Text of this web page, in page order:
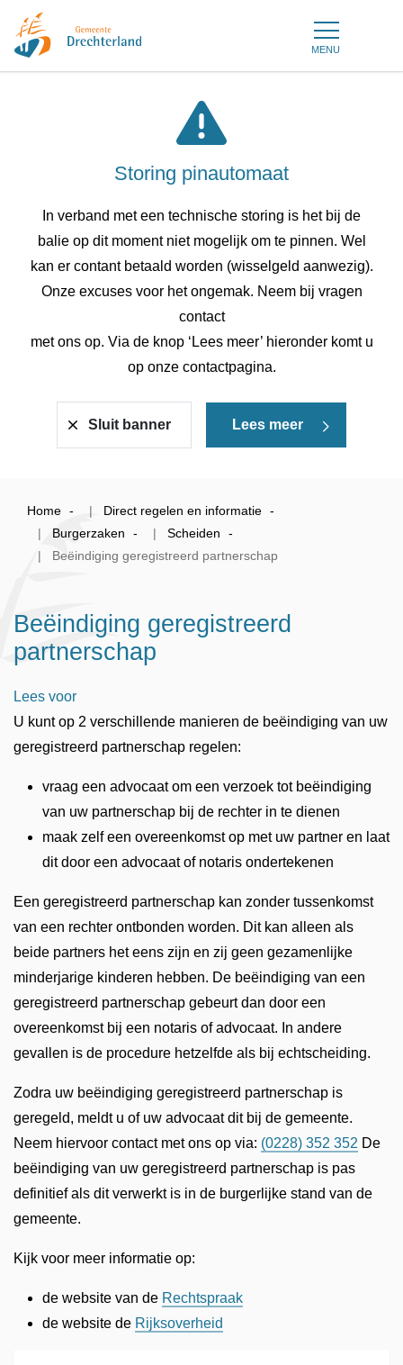
MENU
Storing pinautomaat
In verband met een technische storing is het bij de
balie op dit moment niet mogelijk om te pinnen. Wel
kan er contant betaald worden (wisselgeld aanwezig).
Onze excuses voor het ongemak. Neem bij vragen
contact
met ons op. Via de knop ‘Lees meer’ hieronder komt u
op onze contactpagina.
Sluit banner Lees meer
Home
Direct regelen en informatie
Burgerzaken
Scheiden
Beëindiging geregistreerd partnerschap
Beëindiging geregistreerd
partnerschap
Lees voor
U kunt op 2 verschillende manieren de beëindiging van uw
geregistreerd partnerschap regelen:
vraag een advocaat om een verzoek tot beëindiging
van uw partnerschap bij de rechter in te dienen
maak zelf een overeenkomst op met uw partner en laat
dit door een advocaat of notaris ondertekenen
Een geregistreerd partnerschap kan zonder tussenkomst
van een rechter ontbonden worden. Dit kan alleen als
beide partners het eens zijn en zij geen gezamenlijke
minderjarige kinderen hebben. De beëindiging van een
geregistreerd partnerschap gebeurt dan door een
overeenkomst bij een notaris of advocaat. In andere
gevallen is de procedure hetzelfde als bij echtscheiding.
Zodra uw beëindiging geregistreerd partnerschap is
geregeld, meldt u of uw advocaat dit bij de gemeente.
Neem hiervoor contact met ons op via: (0228) 352 352 De
beëindiging van uw geregistreerd partnerschap is pas
definitief als dit verwerkt is in de burgerlijke stand van de
gemeente.
Kijk voor meer informatie op:
de website van de Rechtspraak
de website de Rijksoverheid